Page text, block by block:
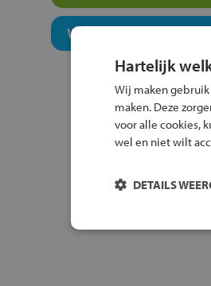
Welk
Hartelijk
Wij maken
maken. Deze
voor alle cookies,
wel en niet wilt
DETAILS